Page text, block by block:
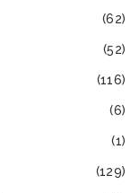
(62)
(52)
(116)
(6)
(1)
(129)